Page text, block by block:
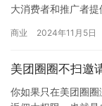
大消费者和推广者
重目标…
商业 2024年11月5日
美团圈圈不扫邀
你如果只在美团圈